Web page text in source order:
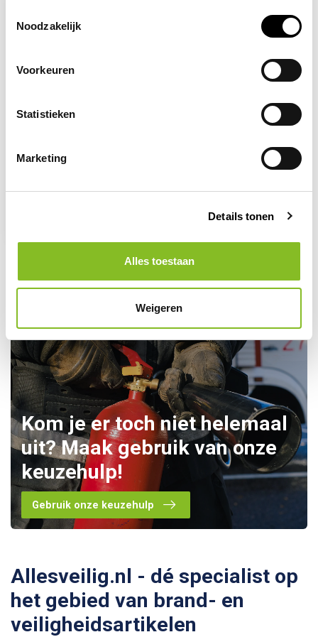
Noodzakelijk
Voorkeuren
Statistieken
Marketing
Details tonen
Alles toestaan
Weigeren
padz II elektroden kind
Kom je er toch niet helemaal
uit? Maak gebruik van onze
keuzehulp!
Gebruik onze keuzehulp
Allesveilig.nl - dé specialist op
het gebied van brand- en
veiligheidsartikelen